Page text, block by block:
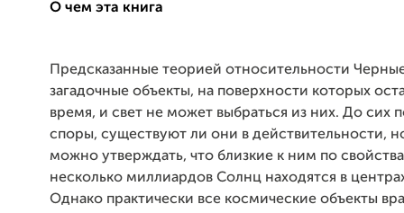
О чем эта книга
Предсказанные теорией относительности
загадочные объекты, на поверхности которых
время, и свет не может выбраться из них. До сих
споры, существуют ли они в действительности,
можно утверждать, что близкие к ним по
несколько миллиардов Солнц находятся в
Однако практически все космические объекты